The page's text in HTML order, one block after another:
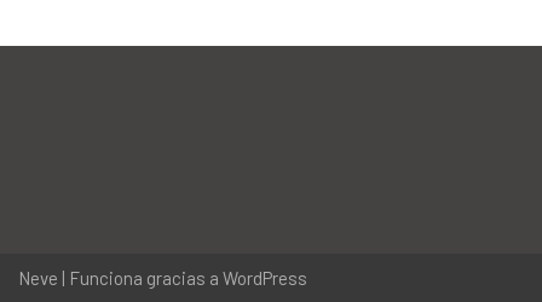
Neve | Funciona gracias a WordPress